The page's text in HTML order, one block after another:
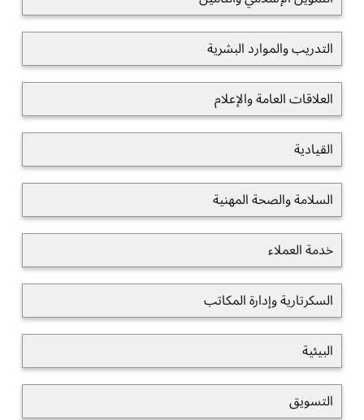
التدريب والموارد البشرية
العلاقات العامة والإعلام
القيادية
السلامة والصحة المهنية
خدمة العملاء
السكرتارية وإدارة المكاتب
البيئية
التسويق